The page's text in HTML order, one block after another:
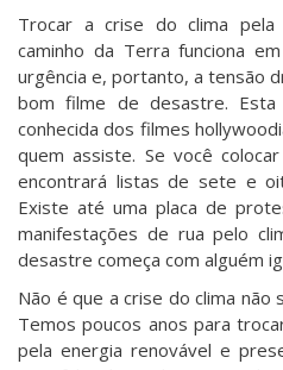
Trocar a crise do clima
caminho da Terra funciona
urgência e, portanto, a tensão
bom filme de desastre. Esta
conhecida dos filmes
quem assiste. Se você colocar
encontrará listas de sete e
Existe até uma placa de
manifestações de rua pelo
desastre começa com alguém
Não é que a crise do clima não
Temos poucos anos para
pela energia renovável e